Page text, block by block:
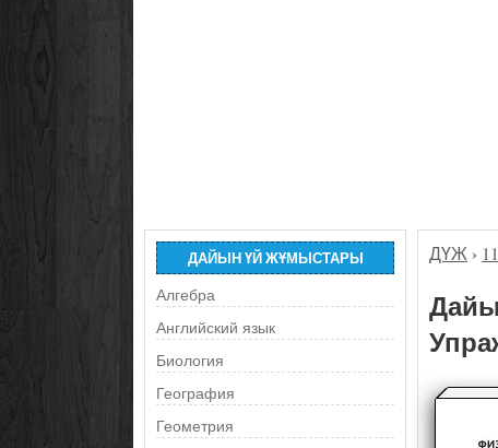
ДАЙЫН ҮЙ ЖҰМЫСТАРЫ
Алгебра
Английский язык
Биология
География
Геометрия
ДҮЖ ›